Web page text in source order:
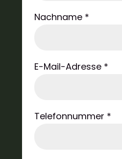
Nachname *
E-Mail-Adresse *
Telefonnummer *